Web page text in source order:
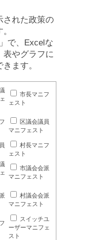
された政策の
で、Excelな
表やグラフに
ます。
市長マニフ
ェスト
区議会議員
マニフェスト
村長マニフ
ェスト
市議会会派
マニフェスト
村議会会派
マニフェスト
スイッチユ
ーザーマニフェ
スト